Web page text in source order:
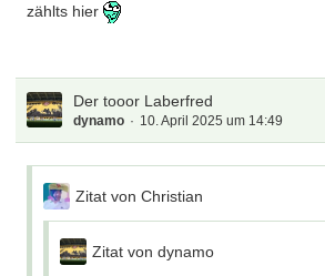
zählts hier
Der tooor Laberfred
dynamo 10. April 2025 um 14:49
Zitat von Christian
Zitat von dynamo